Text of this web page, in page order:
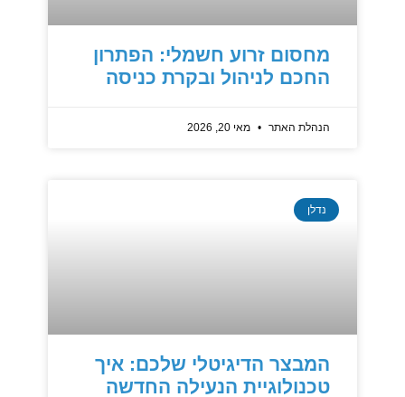
מחסום זרוע חשמלי: הפתרון
החכם לניהול ובקרת כניסה
הנהלת האתר מאי 20, 2026
נדלן
המבצר הדיגיטלי שלכם: איך
טכנולוגיית הנעילה החדשה